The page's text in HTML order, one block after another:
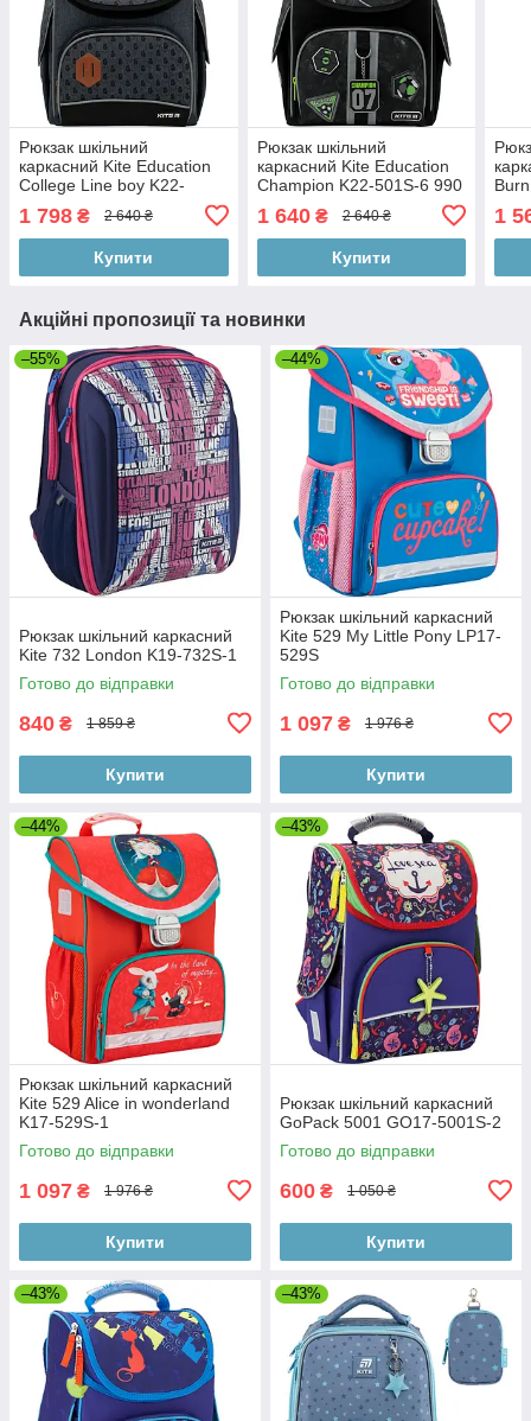
Рюкзак шкільний
каркасний Kite Education
College Line boy K22-
501S-5 954 г 35х25х13 см
сірий
1 798 ₴ 2 640 ₴
Купити
Рюкзак шкільний
каркасний Kite Education
Champion K22-501S-6 990
1 640₴ 2 640 ₴
Купити
1
Акційні пропозиції та новинки
–55%
Рюкзак шкільний каркасний
Kite 732 London K19-732S-1
Готово до відправки
840 ₴ 1 859 ₴
Купити
–44%
Рюкзак шкільний каркасний
Kite 529 My Little Pony LP17-
529S
Готово до відправки
1 097 ₴ 1 976 ₴
Купити
–44%
Рюкзак шкільний каркасний
Kite 529 Alice in wonderland
K17-529S-1
Готово до відправки
1 097 ₴ 1 976 ₴
Купити
–43%
Рюкзак шкільний каркасний
GoPack 5001 GO17-5001S-2
Готово до відправки
600 ₴ 1 050 ₴
Купити
–43% –43%